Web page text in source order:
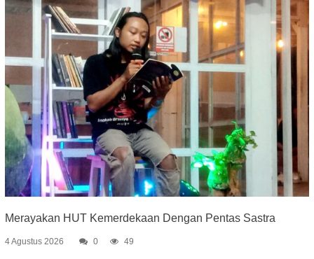
Merayakan HUT Kemerdekaan Dengan Pentas Sastra
4 Agustus 2026 0 49